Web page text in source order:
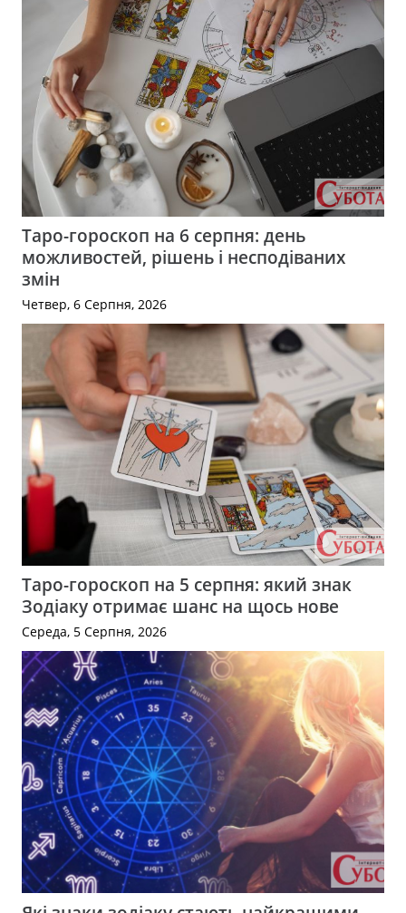
Таро-гороскоп на 6 серпня: день
можливостей, рішень і несподіваних
змін
Четвер, 6 Серпня, 2026
Таро-гороскоп на 5 серпня: який знак
Зодіаку отримає шанс на щось нове
Середа, 5 Серпня, 2026